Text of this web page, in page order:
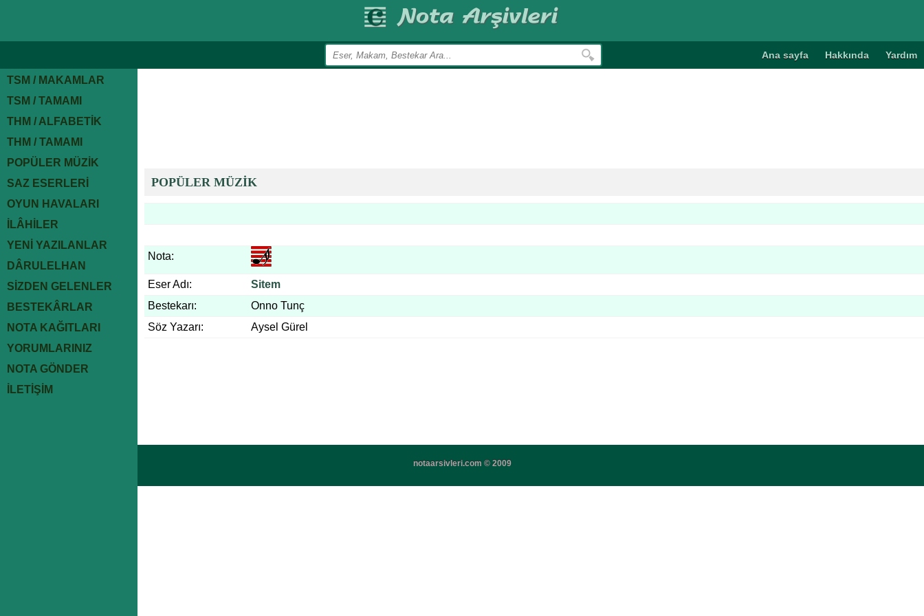
Ana sayfa Hakkında Yardım
TSM / MAKAMLAR
TSM / TAMAMI
THM / ALFABETİK
THM / TAMAMI
POPÜLER MÜZİK
SAZ ESERLERİ
OYUN HAVALARI
İLÂHİLER
YENİ YAZILANLAR
DÂRULELHAN
SİZDEN GELENLER
BESTEKÂRLAR
NOTA KAĞITLARI
YORUMLARINIZ
NOTA GÖNDER
İLETİŞİM
POPÜLER MÜZİK
Nota:
Eser Adı:
Sitem
Bestekarı:
Onno Tunç
Söz Yazarı:
Aysel Gürel
notaarsivleri.com © 2009